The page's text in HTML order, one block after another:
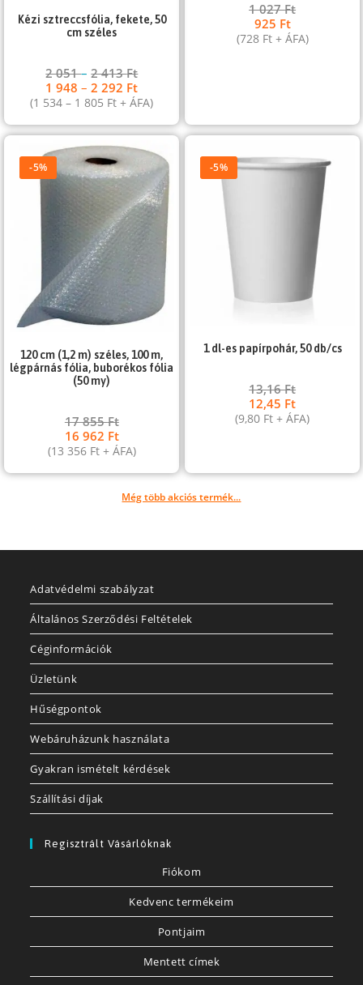
Kézi sztreccsfólia, fekete, 50
cm széles
2 051–2 413Ft
1 948–2 292 Ft
(1 534– 1 805 Ft + ÁFA)
1 027Ft
925 Ft
(728 Ft+ ÁFA)
-5%
120 cm (1,2 m) széles, 100 m,
légpárnás fólia, buborékos fólia
(50 my)
17 855Ft
16 962 Ft
(13 356 Ft+ ÁFA)
-5%
1 dl-es papírpohár, 50 db/cs
13,16Ft
12,45 Ft
(9,80 Ft + ÁFA)
Még több akciós termék...
Adatvédelmi szabályzat
Általános Szerződési Feltételek
Céginformációk
Üzletünk
Hűségpontok
Webáruházunk használata
Gyakran ismételt kérdések
Szállítási díjak
Regisztrált Vásárlóknak
Fiókom
Kedvenc termékeim
Pontjaim
Mentett címek